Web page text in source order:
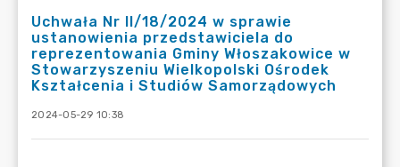
Uchwała Nr II/18/2024 w sprawie
ustanowienia przedstawiciela do
reprezentowania Gminy Włoszakowice w
Stowarzyszeniu Wielkopolski Ośrodek
Kształcenia i Studiów Samorządowych
2024-05-29 10:38